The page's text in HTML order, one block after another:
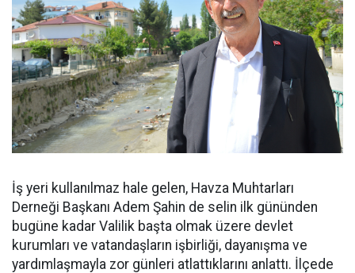
İş yeri kullanılmaz hale gelen, Havza Muhtarları
Derneği Başkanı Adem Şahin de selin ilk gününden
bugüne kadar Valilik başta olmak üzere devlet
kurumları ve vatandaşların işbirliği, dayanışma ve
yardımlaşmayla zor günleri atlattıklarını anlattı. İlçede